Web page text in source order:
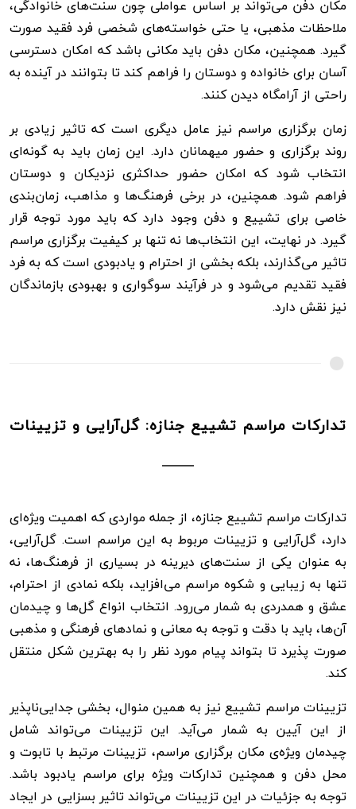
مکان دفن می‌تواند بر اساس عواملی چون سنت‌های خانوادگی،
ملاحظات مذهبی، یا حتی خواسته‌های شخصی فرد فقید صورت
گیرد. همچنین، مکان دفن باید مکانی باشد که امکان دسترسی
آسان برای خانواده و دوستان را فراهم کند تا بتوانند در آینده به
راحتی از آرامگاه دیدن کنند.
زمان برگزاری مراسم نیز عامل دیگری است که تاثیر زیادی بر
روند برگزاری و حضور میهمانان دارد. این زمان باید به گونه‌ای
انتخاب شود که امکان حضور حداکثری نزدیکان و دوستان
فراهم شود. همچنین، در برخی فرهنگ‌ها و مذاهب، زمان‌بندی
خاصی برای تشییع و دفن وجود دارد که باید مورد توجه قرار
گیرد. در نهایت، این انتخاب‌ها نه تنها بر کیفیت برگزاری مراسم
تاثیر می‌گذارند، بلکه بخشی از احترام و یادبودی است که به فرد
فقید تقدیم می‌شود و در فرآیند سوگواری و بهبودی بازماندگان
نیز نقش دارد.
تدارکات مراسم تشییع جنازه: گل‌آرایی و تزیینات
تدارکات مراسم تشییع جنازه، از جمله مواردی که اهمیت ویژه‌ای
دارد، گل‌آرایی و تزیینات مربوط به این مراسم است. گل‌آرایی،
به عنوان یکی از سنت‌های دیرینه در بسیاری از فرهنگ‌ها، نه
تنها به زیبایی و شکوه مراسم می‌افزاید، بلکه نمادی از احترام،
عشق و همدردی به شمار می‌رود. انتخاب انواع گل‌ها و چیدمان
آن‌ها، باید با دقت و توجه به معانی و نمادهای فرهنگی و مذهبی
صورت پذیرد تا بتواند پیام مورد نظر را به بهترین شکل منتقل
کند.
تزیینات مراسم تشییع نیز به همین منوال، بخشی جدایی‌ناپذیر
از این آیین به شمار می‌آید. این تزیینات می‌تواند شامل
چیدمان ویژه‌ی مکان برگزاری مراسم، تزیینات مرتبط با تابوت و
محل دفن و همچنین تدارکات ویژه برای مراسم یادبود باشد.
توجه به جزئیات در این تزیینات می‌تواند تاثیر بسزایی در ایجاد